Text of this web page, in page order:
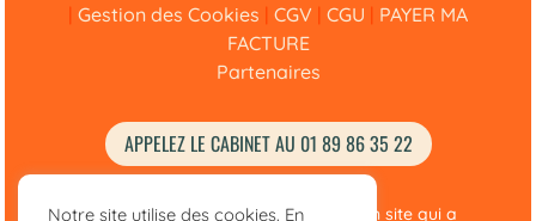
Gestion des Cookies CGV CGU
PAYER MA
FACTURE
Partenaires
APPELEZ LE CABINET AU 01 89 86 35 22
© Didier Félix Avocat 2020 – • Un site qui a
Notre site utilise des cookies. En